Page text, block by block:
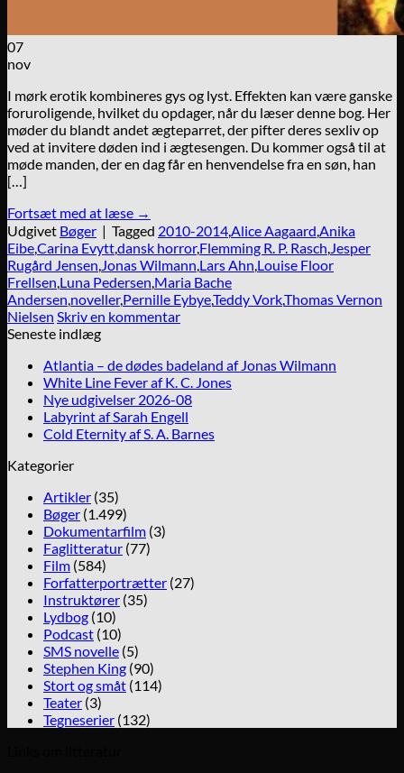
07
nov
I mørk erotik kombineres gys og lyst. Effekten kan være ganske
foruroligende, hvilket du opdager, når du læser denne bog. Her
møder du blandt andet ægteparret, der pifter deres sexliv op
ved at invitere døden ind i ægtesengen. Du kommer også til at
møde manden, der en dag får en henvendelse fra en søn, han
[…]
Fortsæt med at læse →
Udgivet Bøger | Tagged 2010-2014,Alice Aagaard,Anika
Eibe,Carina Evytt,dansk horror,Flemming R. P. Rasch,Jesper
Rugård Jensen,Jonas Wilmann,Lars Ahn,Louise Floor
Frellsen,Luna Pedersen,Maria Bache
Andersen,noveller,Pernille Eybye,Teddy Vork,Thomas Vernon
Nielsen Skriv en kommentar
Seneste indlæg
Atlantia – de dødes badeland af Jonas Wilmann
White Line Fever af K. C. Jones
Nye udgivelser 2026-08
Labyrint af Sarah Engell
Cold Eternity af S. A. Barnes
Kategorier
Artikler (35)
Bøger (1.499)
Dokumentarfilm (3)
Faglitteratur (77)
Film (584)
Forfatterportrætter (27)
Instruktører (35)
Lydbog (10)
Podcast (10)
SMS novelle (5)
Stephen King (90)
Stort og småt (114)
Teater (3)
Tegneserier (132)